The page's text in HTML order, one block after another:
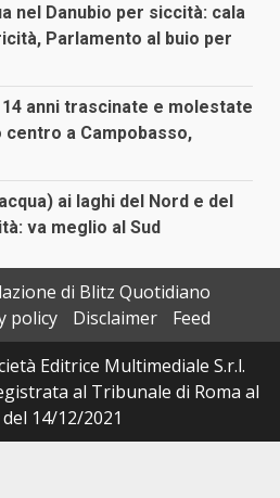
nel Danubio per siccità: cala
Parlamento al buio per
anni trascinate e molestate
a Campobasso,
ai laghi del Nord e del
va meglio al Sud
di Blitz Quotidiano
policy Disclaimer
Feed
Editrice Multimediale S.r.l.
al Tribunale di Roma al
del 14/12/2021